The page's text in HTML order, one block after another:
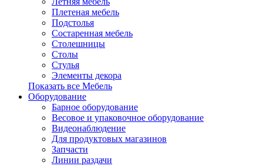
Плетеная мебель
Подстолья
Состаренная мебель
Столешницы
Столы
Стулья
Элементы декора
Показать все Мебель
Оборудование
Барное оборудование
Весовое и упаковочное оборудование
Видеонаблюдение
Для продуктовых магазинов
Запчасти
Линии раздачи